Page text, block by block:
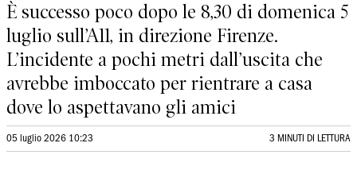
È successo poco dopo le 8,30 di domenica 5
luglio sull’A11, in direzione Firenze.
L’incidente a pochi metri dall’uscita che
avrebbe imboccato per rientrare a casa
dove lo aspettavano gli amici
05 luglio 2026 10:23 3 MINUTI DI LETTURA